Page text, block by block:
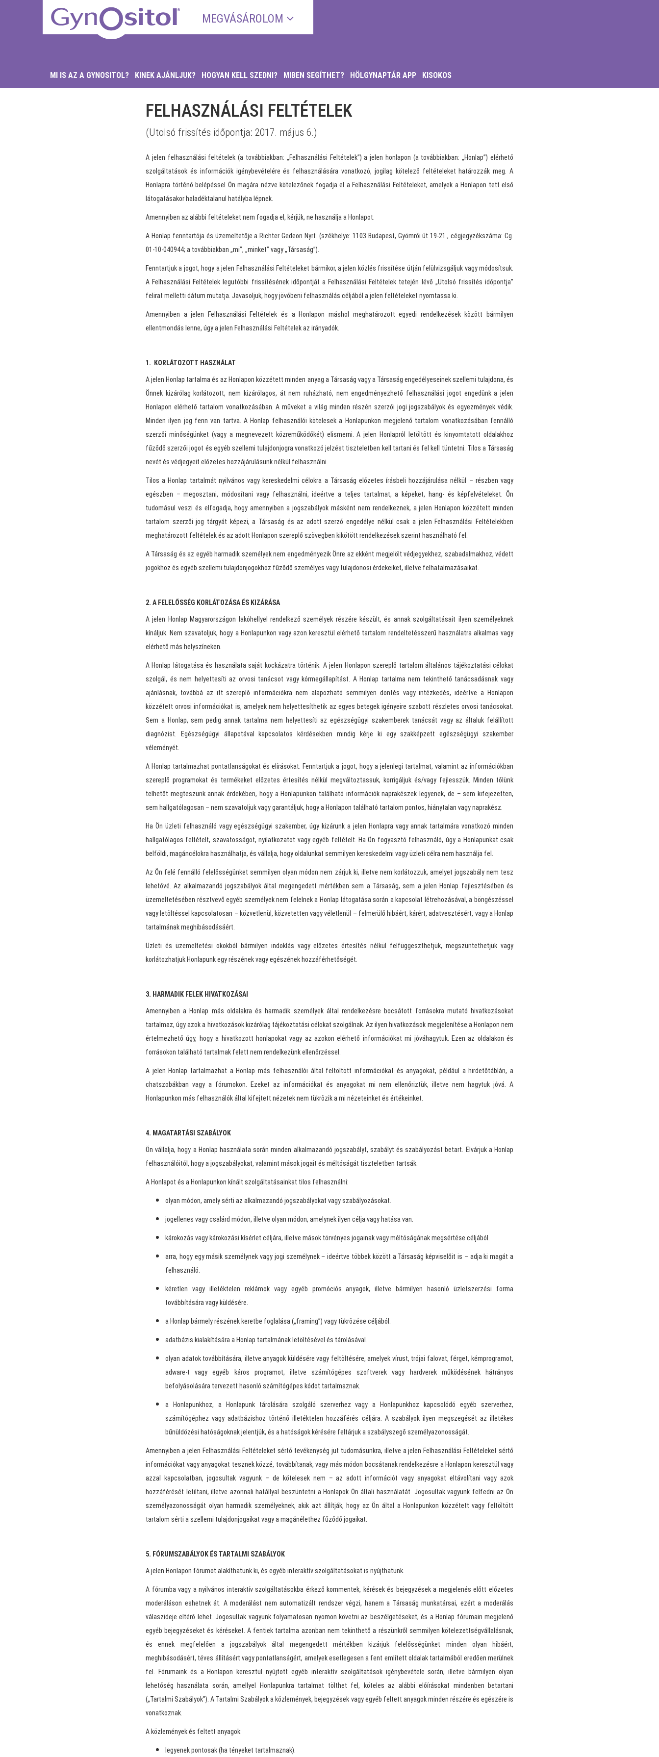
MEGVÁSÁROLOM
MI IS AZ A GYNOSITOL? KINEK AJÁNLJUK? HOGYAN KELL SZEDNI? MIBEN SEGÍTHET? HÖLGYNAPTÁR APP KISOKOS
FELHASZNÁLÁSI FELTÉTELEK
(Utolsó frissítés időpontja: 2017. május 6.)
A jelen felhasználási feltételek (a továbbiakban: „Felhasználási Feltételek”) a jelen honlapon (a továbbiakban: „Honlap”) elérhető
szolgáltatások és információk igénybevételére és felhasználására vonatkozó, jogilag kötelező feltételeket határozzák meg. A
Honlapra történő belépéssel Ön magára nézve kötelezőnek fogadja el a Felhasználási Feltételeket, amelyek a Honlapon tett első
látogatásakor haladéktalanul hatályba lépnek.
Amennyiben az alábbi feltételeket nem fogadja el, kérjük, ne használja a Honlapot.
A Honlap fenntartója és üzemeltetője a Richter Gedeon Nyrt. (székhelye: 1103 Budapest, Gyömrői út 19-21., cégjegyzékszáma: Cg.
01-10-040944; a továbbiakban „mi”, „minket” vagy „Társaság”).
Fenntartjuk a jogot, hogy a jelen Felhasználási Feltételeket bármikor, a jelen közlés frissítése útján felülvizsgáljuk vagy módosítsuk.
A Felhasználási Feltételek legutóbbi frissítésének időpontját a Felhasználási Feltételek tetején lévő „Utolsó frissítés időpontja”
felirat melletti dátum mutatja. Javasoljuk, hogy jövőbeni felhasználás céljából a jelen feltételeket nyomtassa ki.
Amennyiben a jelen Felhasználási Feltételek és a Honlapon máshol meghatározott egyedi rendelkezések között bármilyen
ellentmondás lenne, úgy a jelen Felhasználási Feltételek az irányadók.
1. KORLÁTOZOTT HASZNÁLAT
A jelen Honlap tartalma és az Honlapon közzétett minden anyag a Társaság vagy a Társaság engedélyeseinek szellemi tulajdona, és
Önnek kizárólag korlátozott, nem kizárólagos, át nem ruházható, nem engedményezhető felhasználási jogot engedünk a jelen
Honlapon elérhető tartalom vonatkozásában. A műveket a világ minden részén szerzői jogi jogszabályok és egyezmények védik.
Minden ilyen jog fenn van tartva. A Honlap felhasználói kötelesek a Honlapunkon megjelenő tartalom vonatkozásában fennálló
szerzői minőségünket (vagy a megnevezett közreműködőkét) elismerni. A jelen Honlapról letöltött és kinyomtatott oldalakhoz
fűződő szerzői jogot és egyéb szellemi tulajdonjogra vonatkozó jelzést tiszteletben kell tartani és fel kell tüntetni. Tilos a Társaság
nevét és védjegyeit előzetes hozzájárulásunk nélkül felhasználni.
Tilos a Honlap tartalmát nyilvános vagy kereskedelmi célokra a Társaság előzetes írásbeli hozzájárulása nélkül – részben vagy
egészben – megosztani, módosítani vagy felhasználni, ideértve a teljes tartalmat, a képeket, hang- és képfelvételeket. Ön
tudomásul veszi és elfogadja, hogy amennyiben a jogszabályok másként nem rendelkeznek, a jelen Honlapon közzétett minden
tartalom szerzői jog tárgyát képezi, a Társaság és az adott szerző engedélye nélkül csak a jelen Felhasználási Feltételekben
meghatározott feltételek és az adott Honlapon szereplő szövegben kikötött rendelkezések szerint használható fel.
A Társaság és az egyéb harmadik személyek nem engedményezik Önre az ekként megjelölt védjegyekhez, szabadalmakhoz, védett
jogokhoz és egyéb szellemi tulajdonjogokhoz fűződő személyes vagy tulajdonosi érdekeiket, illetve felhatalmazásaikat.
2. A FELELŐSSÉG KORLÁTOZÁSA ÉS KIZÁRÁSA
A jelen Honlap Magyarországon lakóhellyel rendelkező személyek részére készült, és annak szolgáltatásait ilyen személyeknek
kínáljuk. Nem szavatoljuk, hogy a Honlapunkon vagy azon keresztül elérhető tartalom rendeltetésszerű használatra alkalmas vagy
elérhető más helyszíneken.
A Honlap látogatása és használata saját kockázatra történik. A jelen Honlapon szereplő tartalom általános tájékoztatási célokat
szolgál, és nem helyettesíti az orvosi tanácsot vagy kórmegállapítást. A Honlap tartalma nem tekinthető tanácsadásnak vagy
ajánlásnak, továbbá az itt szereplő információkra nem alapozható semmilyen döntés vagy intézkedés, ideértve a Honlapon
közzétett orvosi információkat is, amelyek nem helyettesíthetik az egyes betegek igényeire szabott részletes orvosi tanácsokat.
Sem a Honlap, sem pedig annak tartalma nem helyettesíti az egészségügyi szakemberek tanácsát vagy az általuk felállított
diagnózist. Egészségügyi állapotával kapcsolatos kérdésekben mindig kérje ki egy szakképzett egészségügyi szakember
véleményét.
A Honlap tartalmazhat pontatlanságokat és elírásokat. Fenntartjuk a jogot, hogy a jelenlegi tartalmat, valamint az információkban
szereplő programokat és termékeket előzetes értesítés nélkül megváltoztassuk, korrigáljuk és/vagy fejlesszük. Minden tőlünk
telhetőt megteszünk annak érdekében, hogy a Honlapunkon található információk naprakészek legyenek, de – sem kifejezetten,
sem hallgatólagosan – nem szavatoljuk vagy garantáljuk, hogy a Honlapon található tartalom pontos, hiánytalan vagy naprakész.
Ha Ön üzleti felhasználó vagy egészségügyi szakember, úgy kizárunk a jelen Honlapra vagy annak tartalmára vonatkozó minden
hallgatólagos feltételt, szavatosságot, nyilatkozatot vagy egyéb feltételt. Ha Ön fogyasztó felhasználó, úgy a Honlapunkat csak
belföldi, magáncélokra használhatja, és vállalja, hogy oldalunkat semmilyen kereskedelmi vagy üzleti célra nem használja fel.
Az Ön felé fennálló felelősségünket semmilyen olyan módon nem zárjuk ki, illetve nem korlátozzuk, amelyet jogszabály nem tesz
lehetővé. Az alkalmazandó jogszabályok által megengedett mértékben sem a Társaság, sem a jelen Honlap fejlesztésében és
üzemeltetésében résztvevő egyéb személyek nem felelnek a Honlap látogatása során a kapcsolat létrehozásával, a böngészéssel
vagy letöltéssel kapcsolatosan – közvetlenül, közvetetten vagy véletlenül – felmerülő hibáért, kárért, adatvesztésért, vagy a Honlap
tartalmának meghibásodásáért.
Üzleti és üzemeltetési okokból bármilyen indoklás vagy előzetes értesítés nélkül felfüggeszthetjük, megszüntethetjük vagy
korlátozhatjuk Honlapunk egy részének vagy egészének hozzáférhetőségét.
3. HARMADIK FELEK HIVATKOZÁSAI
Amennyiben a Honlap más oldalakra és harmadik személyek által rendelkezésre bocsátott forrásokra mutató hivatkozásokat
tartalmaz, úgy azok a hivatkozások kizárólag tájékoztatási célokat szolgálnak. Az ilyen hivatkozások megjelenítése a Honlapon nem
értelmezhető úgy, hogy a hivatkozott honlapokat vagy az azokon elérhető információkat mi jóváhagytuk. Ezen az oldalakon és
forrásokon található tartalmak felett nem rendelkezünk ellenőrzéssel.
A jelen Honlap tartalmazhat a Honlap más felhasználói által feltöltött információkat és anyagokat, például a hirdetőtáblán, a
chatszobákban vagy a fórumokon. Ezeket az információkat és anyagokat mi nem ellenőriztük, illetve nem hagytuk jóvá. A
Honlapunkon más felhasználók által kifejtett nézetek nem tükrözik a mi nézeteinket és értékeinket.
4. MAGATARTÁSI SZABÁLYOK
Ön vállalja, hogy a Honlap használata során minden alkalmazandó jogszabályt, szabályt és szabályozást betart. Elvárjuk a Honlap
felhasználóitól, hogy a jogszabályokat, valamint mások jogait és méltóságát tiszteletben tartsák.
A Honlapot és a Honlapunkon kínált szolgáltatásainkat tilos felhasználni:
olyan módon, amely sérti az alkalmazandó jogszabályokat vagy szabályozásokat.
jogellenes vagy csalárd módon, illetve olyan módon, amelynek ilyen célja vagy hatása van.
károkozás vagy károkozási kísérlet céljára, illetve mások törvényes jogainak vagy méltóságának megsértése céljából.
arra, hogy egy másik személynek vagy jogi személynek – ideértve többek között a Társaság képviselőit is – adja ki magát a
felhasználó.
kéretlen vagy illetéktelen reklámok vagy egyéb promóciós anyagok, illetve bármilyen hasonló üzletszerzési forma
továbbítására vagy küldésére.
a Honlap bármely részének keretbe foglalása („framing”) vagy tükrözése céljából.
adatbázis kialakítására a Honlap tartalmának letöltésével és tárolásával.
olyan adatok továbbítására, illetve anyagok küldésére vagy feltöltésére, amelyek vírust, trójai falovat, férget, kémprogramot,
adware-t vagy egyéb káros programot, illetve számítógépes szoftverek vagy hardverek működésének hátrányos
befolyásolására tervezett hasonló számítógépes kódot tartalmaznak.
a Honlapunkhoz, a Honlapunk tárolására szolgáló szerverhez vagy a Honlapunkhoz kapcsolódó egyéb szerverhez,
számítógéphez vagy adatbázishoz történő illetéktelen hozzáférés céljára. A szabályok ilyen megszegését az illetékes
bűnüldözési hatóságoknak jelentjük, és a hatóságok kérésére feltárjuk a szabályszegő személyazonosságát.
Amennyiben a jelen Felhasználási Feltételeket sértő tevékenység jut tudomásunkra, illetve a jelen Felhasználási Feltételeket sértő
információkat vagy anyagokat tesznek közzé, továbbítanak, vagy más módon bocsátanak rendelkezésre a Honlapon keresztül vagy
azzal kapcsolatban, jogosultak vagyunk – de kötelesek nem – az adott információt vagy anyagokat eltávolítani vagy azok
hozzáférését letiltani, illetve azonnali hatállyal beszüntetni a Honlapok Ön általi használatát. Jogosultak vagyunk felfedni az Ön
személyazonosságát olyan harmadik személyeknek, akik azt állítják, hogy az Ön által a Honlapunkon közzétett vagy feltöltött
tartalom sérti a szellemi tulajdonjogaikat vagy a magánélethez fűződő jogaikat.
5. FÓRUMSZABÁLYOK ÉS TARTALMI SZABÁLYOK
A jelen Honlapon fórumot alakíthatunk ki, és egyéb interaktív szolgáltatásokat is nyújthatunk.
A fórumba vagy a nyilvános interaktív szolgáltatásokba érkező kommentek, kérések és bejegyzések a megjelenés előtt előzetes
moderáláson eshetnek át. A moderálást nem automatizált rendszer végzi, hanem a Társaság munkatársai, ezért a moderálás
válaszideje eltérő lehet. Jogosultak vagyunk folyamatosan nyomon követni az beszélgetéseket, és a Honlap fórumain megjelenő
egyéb bejegyzéseket és kéréseket. A fentiek tartalma azonban nem tekinthető a részünkről semmilyen kötelezettségvállalásnak,
és ennek megfelelően a jogszabályok által megengedett mértékben kizárjuk felelősségünket minden olyan hibáért,
meghibásodásért, téves állításért vagy pontatlanságért, amelyek esetlegesen a fent említett oldalak tartalmából eredően merülnek
fel. Fórumaink és a Honlapon keresztül nyújtott egyéb interaktív szolgáltatások igénybevétele során, illetve bármilyen olyan
lehetőség használata során, amellyel Honlapunkra tartalmat tölthet fel, köteles az alábbi előírásokat mindenben betartani
(„Tartalmi Szabályok”). A Tartalmi Szabályok a közlemények, bejegyzések vagy egyéb feltett anyagok minden részére és egészére is
vonatkoznak.
A közlemények és feltett anyagok:
legyenek pontosak (ha tényeket tartalmaznak).